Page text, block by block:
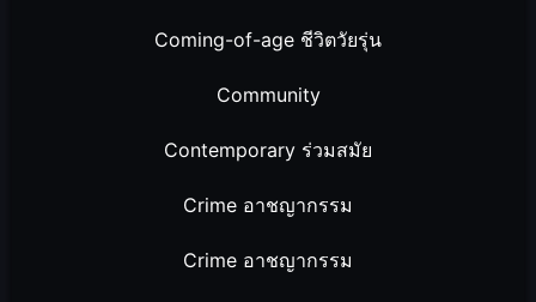
Coming-of-age ชีวิตวัยรุ่น
Community
Contemporary ร่วมสมัย
Crime อาชญากรรม
Crime อาชญากรรม